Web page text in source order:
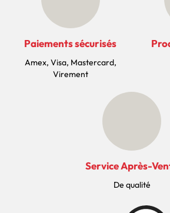
Paiements sécurisés
Amex, Visa, Mastercard,
Virement
Service Après-
De qualité